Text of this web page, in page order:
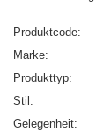
Produktcode
Marke
Produkttyp
Stil
Gelegenheit